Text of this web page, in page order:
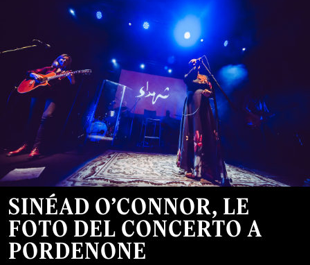
SINÉAD O’CONNOR, LE
FOTO DEL CONCERTO A
PORDENONE